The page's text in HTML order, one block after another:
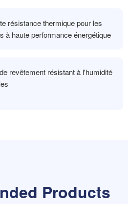
résistance thermique pour les
à haute performance énergétique
revêtement résistant à l'humidité
Products